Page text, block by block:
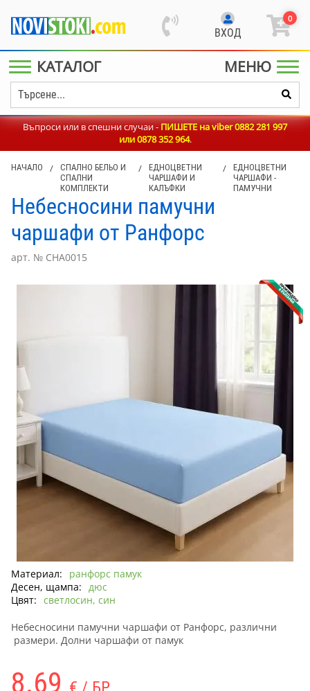
ВХОД
0
КАТАЛОГ МЕНЮ
Въпроси или в спешни случаи -ПИШЕТЕ на viber 0882 281 997
или0878 352 964.
НАЧАЛО /
СПАЛНО БЕЛЬО И
СПАЛНИ
КОМПЛЕКТИ
/
ЕДНОЦВЕТНИ
ЧАРШАФИ И
КАЛЪФКИ
/
ЕДНОЦВЕТНИ
ЧАРШАФИ -
ПАМУЧНИ
Небесносини памучни
чаршафи от Ранфорс
арт. № CHA0015
Материал:
ранфорс памук
Десен, щампа:
дюс
Цвят: светлосин, син
Небесносини памучни чаршафи от Ранфорс, различни
размери. Долни чаршафи от памук
8.69